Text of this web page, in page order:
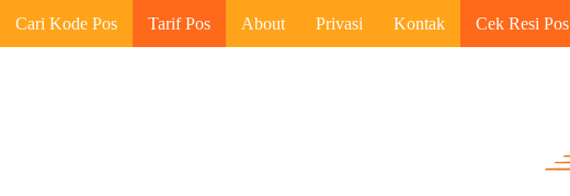
Cari Kode Pos Tarif Pos About Privasi Kontak Cek Resi Pos